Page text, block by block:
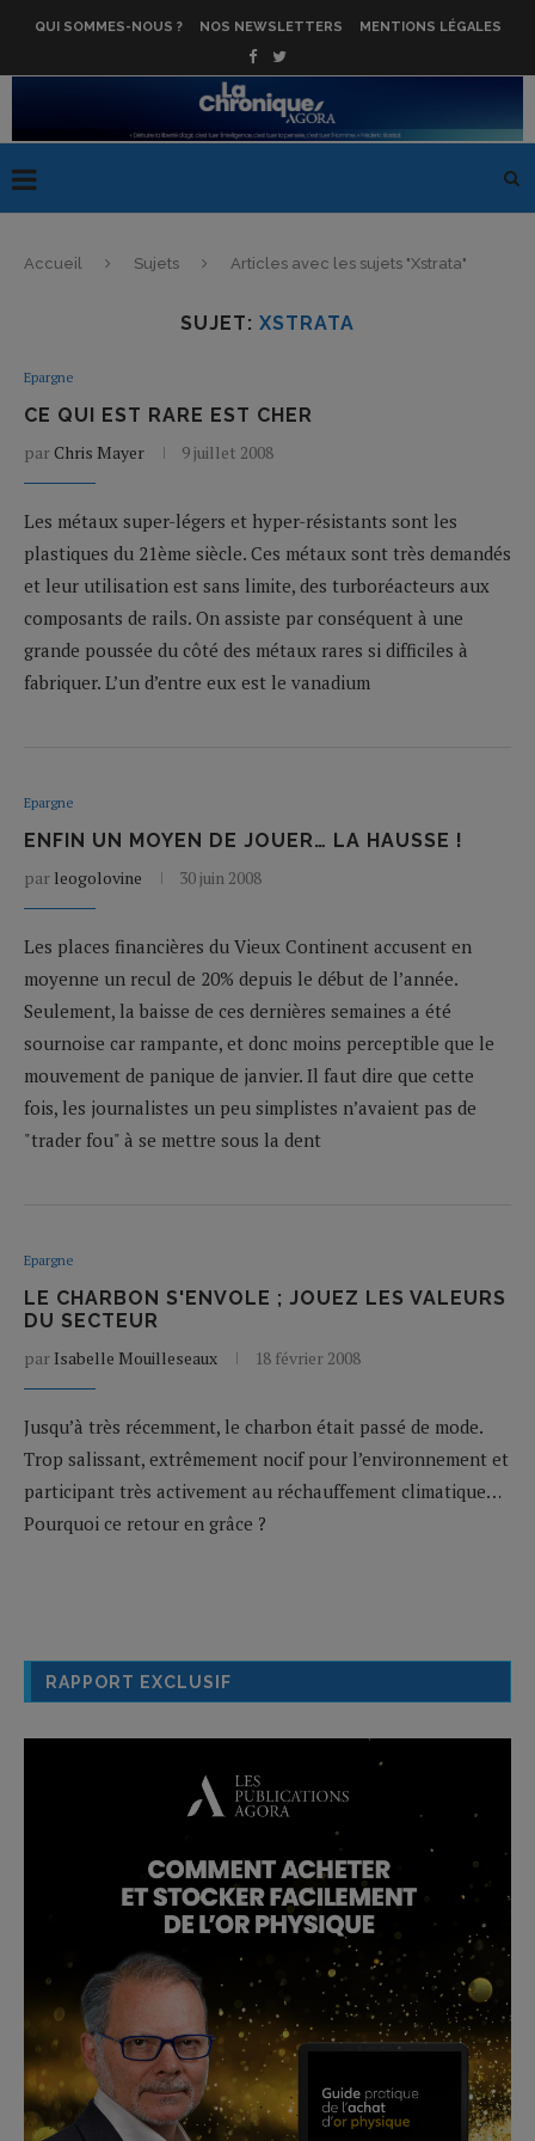
QUI SOMMES-NOUS ? NOS NEWSLETTERS MENTIONS LÉGALES
Accueil Sujets Articles avec les sujets "Xstrata"
SUJET: XSTRATA
Epargne
CE QUI EST RARE EST CHER
parChris Mayer 9 juillet 2008
Les métaux super-légers et hyper-résistants sont les
plastiques du 21ème siècle. Ces métaux sont très demandés
et leur utilisation est sans limite, des turboréacteurs aux
composants de rails. On assiste par conséquent à une
grande poussée du côté des métaux rares si difficiles à
fabriquer. L’un d’entre eux est le vanadium
Epargne
ENFIN UN MOYEN DE JOUER… LA HAUSSE !
par leogolovine 30 juin 2008
Les places financières du Vieux Continent accusent en
moyenne un recul de 20% depuis le début de l’année.
Seulement, la baisse de ces dernières semaines a été
sournoise car rampante, et donc moins perceptible que le
mouvement de panique de janvier. Il faut dire que cette
fois, les journalistes un peu simplistes n’avaient pas de
"trader fou" à se mettre sous la dent
Epargne
LE CHARBON S'ENVOLE ; JOUEZ LES VALEURS
DU SECTEUR
par Isabelle Mouilleseaux 18 février 2008
Jusqu’à très récemment, le charbon était passé de mode.
Trop salissant, extrêmement nocif pour l’environnement et
participant très activement au réchauffement climatique…
Pourquoi ce retour en grâce ?
RAPPORT EXCLUSIF